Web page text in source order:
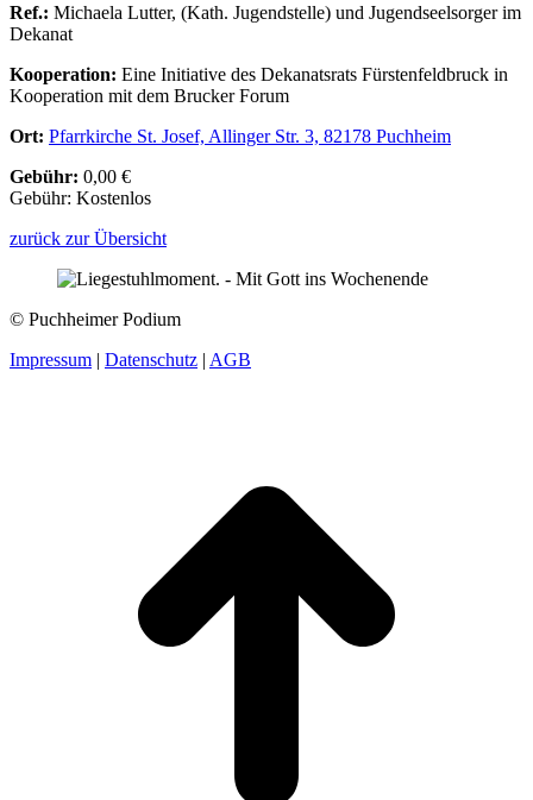
Ref.: Michaela Lutter, (Kath. Jugendstelle) und Jugendseelsorger im
Dekanat
Kooperation: Eine Initiative des Dekanatsrats Fürstenfeldbruck in
Kooperation mit dem Brucker Forum
Ort: Pfarrkirche St. Josef, Allinger Str. 3, 82178 Puchheim
Gebühr: 0,00 €
Gebühr: Kostenlos
zurück zur Übersicht
© Puchheimer Podium
Impressum | Datenschutz | AGB